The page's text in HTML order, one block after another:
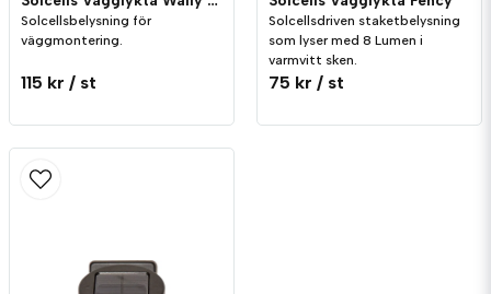
Solcellsbelysning för
väggmontering.
115 kr / st
Solcellsdriven staketbelysning
som lyser med 8 Lumen i
varmvitt sken.
75 kr / st